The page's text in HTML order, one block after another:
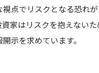
視点でリスクとなる恐れ
資家はリスクを抱えない
示を求めています。